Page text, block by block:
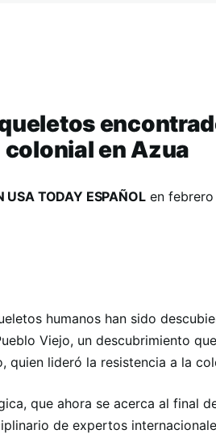
en Azua
USA TODAY ESPAÑOLen
humanos han sido
Viejo, un descubrimiento
quien lideró la resistencia a la
que ahora se acerca al final
de expertos